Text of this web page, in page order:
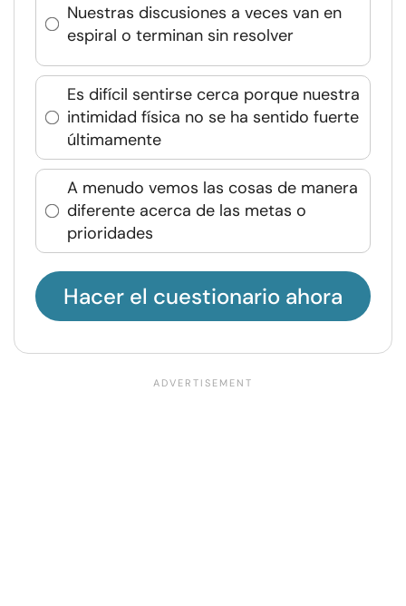
Nuestras discusiones a veces van en
espiral o terminan sin resolver
Es difícil sentirse cerca porque nuestra
intimidad física no se ha sentido fuerte
últimamente
A menudo vemos las cosas de manera
diferente acerca de las metas o
prioridades
Hacer el cuestionario ahora